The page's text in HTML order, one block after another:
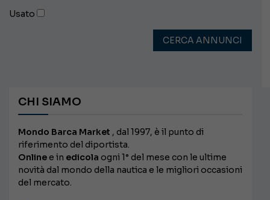
Usato
CERCA ANNUNCI
CHI SIAMO
Mondo Barca Market , dal 1997, è il punto di
riferimento del diportista.
Online e in edicola ogni 1° del mese con le ultime
novità dal mondo della nautica e le migliori occasioni
del mercato.